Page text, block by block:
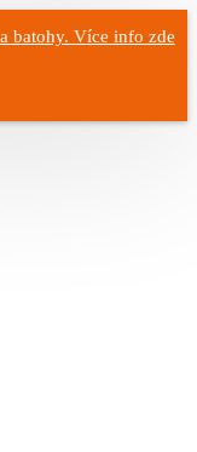
batohy. Více info zde